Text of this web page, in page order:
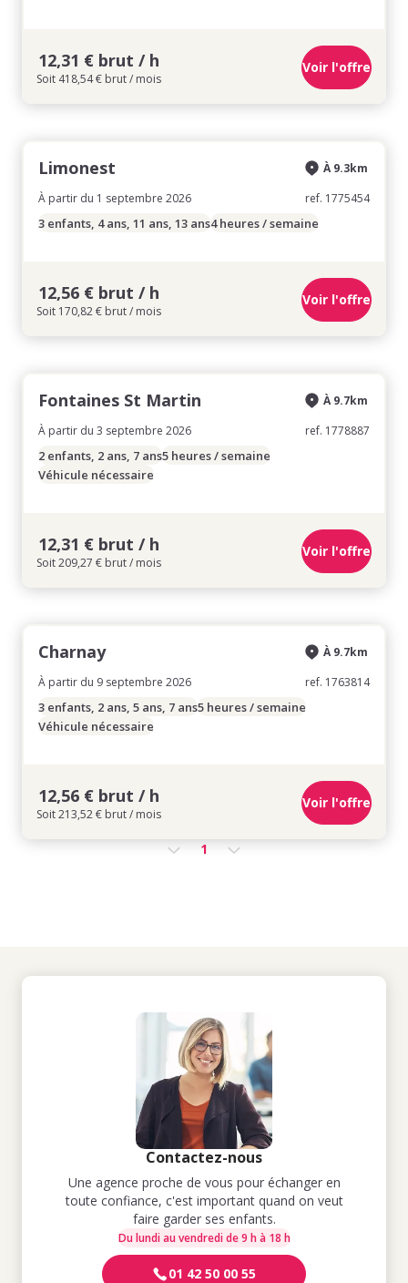
12,31 € brut / h
Soit 418,54 € brut / mois
Voir l'offre
Limonest
À partir du 1 septembre 2026
À 9.3km
ref. 1775454
3 enfants, 4 ans, 11 ans, 13 ans4 heures / semaine
12,56 € brut / h
Soit 170,82 € brut / mois
Voir l'offre
Fontaines St Martin
À partir du 3 septembre 2026
À 9.7km
ref. 1778887
2 enfants, 2 ans, 7 ans5 heures / semaine
Véhicule nécessaire
12,31 € brut / h
Soit 209,27 € brut / mois
Voir l'offre
Charnay
À partir du 9 septembre 2026
À 9.7km
ref. 1763814
3 enfants, 2 ans, 5 ans, 7 ans5 heures / semaine
Véhicule nécessaire
12,56 € brut / h
Soit 213,52 € brut / mois
Voir l'offre
1
Contactez-nous
Une agence proche de vous pour échanger en
toute confiance, c'est important quand on veut
faire garder ses enfants.
Du lundi au vendredi de 9 h à 18 h
01 42 50 00 55